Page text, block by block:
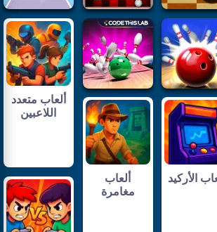
ألعاب متعدد
اللاعبين
الأركيد
ألعاب
مغامرة